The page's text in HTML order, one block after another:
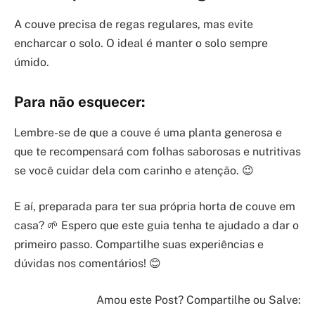
A couve precisa de regas regulares, mas evite
encharcar o solo. O ideal é manter o solo sempre
úmido.
Para não esquecer:
Lembre-se de que a couve é uma planta generosa e
que te recompensará com folhas saborosas e nutritivas
se você cuidar dela com carinho e atenção. 😉
E aí, preparada para ter sua própria horta de couve em
casa? 🌱 Espero que este guia tenha te ajudado a dar o
primeiro passo. Compartilhe suas experiências e
dúvidas nos comentários! 😊
Amou este Post? Compartilhe ou Salve: